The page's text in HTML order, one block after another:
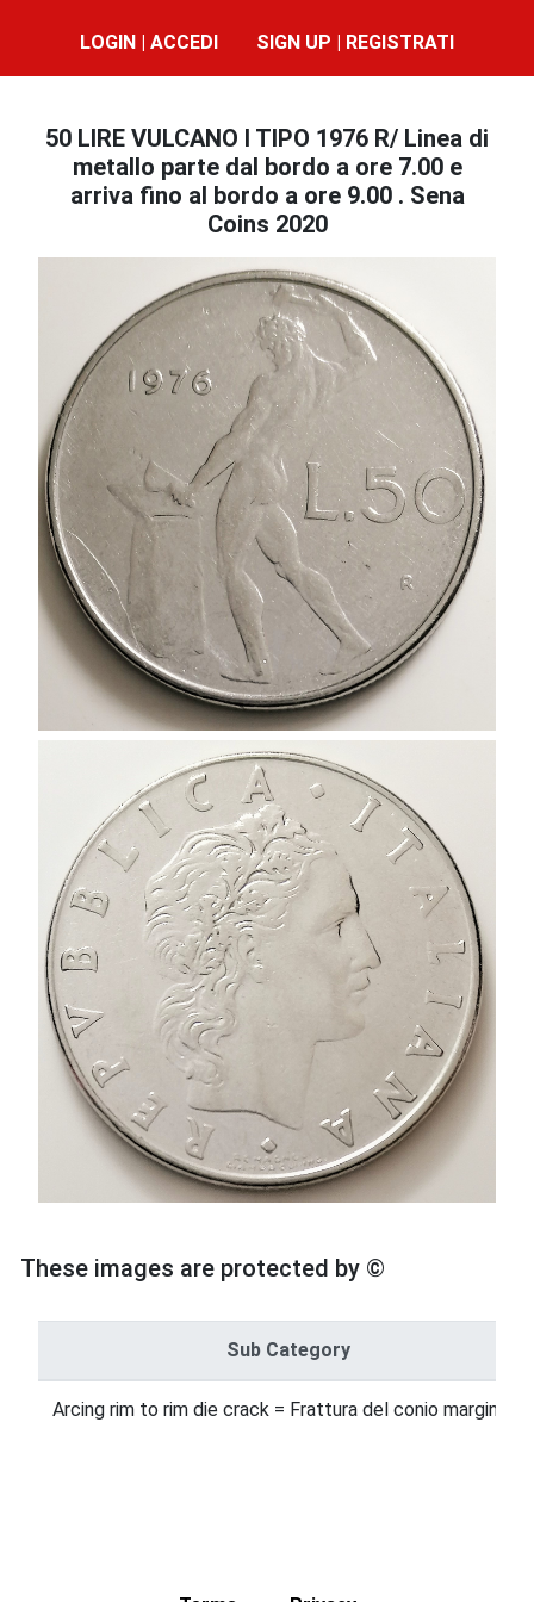
LOGIN | ACCEDI SIGN UP | REGISTRATI
50 LIRE VULCANO I TIPO 1976 R/ Linea di
metallo parte dal bordo a ore 7.00 e
arriva fino al bordo a ore 9.00 . Sena
Coins 2020
These images are protected by ©
Sub Category
Arcing rim to rim die crack = Frattura del conio marginale